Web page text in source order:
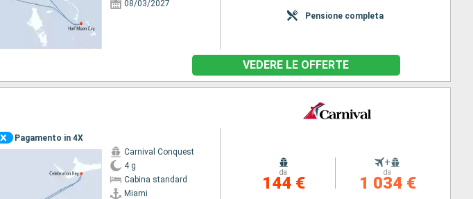
08/03/2027
Pensione completa
VEDERE LE OFFERTE
Pagamento in 4X
Carnival Conquest
4 g
Cabina standard
Miami
da
144 €
+
da
1 034 €